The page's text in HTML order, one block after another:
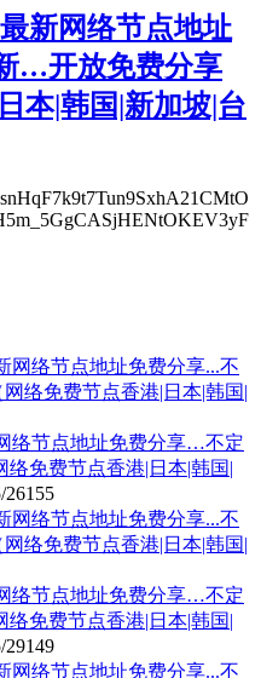
新网络节点地址
…开放免费分享
本|韩国|新加坡|台
络节点地址免费分享…不定
免费节点香港|日本|韩国|
26155
络节点地址免费分享…不定
免费节点香港|日本|韩国|
29149